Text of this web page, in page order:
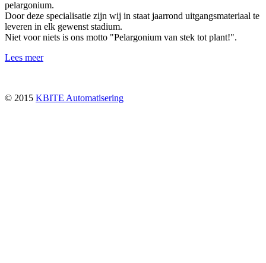
pelargonium.
Door deze specialisatie zijn wij in staat jaarrond uitgangsmateriaal te
leveren in elk gewenst stadium.
Niet voor niets is ons motto "Pelargonium van stek tot plant!".
Lees meer
© 2015 KBITE Automatisering